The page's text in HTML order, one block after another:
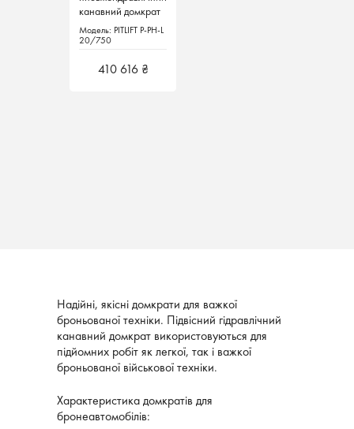
канавний домкрат
з пневматичним
мотором, в/п 20 т,
PITLIFT Німеччина
Модель: PITLIFT P-PH-L
20/750
410 616 ₴
канавний домкрат
з пневматичним
мотором, в/п 20 т,
PITLIFT Німеччина
Модель: PITLIFT P-PH-L
20/750
410 616 ₴
Надійні, якісні домкрати для важкої
броньованої техніки. Підвісний гідравлічний
канавний домкрат використовуються для
підйомних робіт як легкої, так і важкої
броньованої військової техніки.
Характеристика домкратів для
бронеавтомобілів: